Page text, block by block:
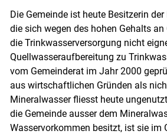
Die Gemeinde ist heute Besitzerin
die sich wegen des hohen Gehalts
die Trinkwasserversorgung nicht
Quellwasseraufbereitung zu
vom Gemeinderat im Jahr 2000
aus wirtschaftlichen Gründen als
Mineralwasser fliesst heute
die Gemeinde ausser dem
Wasservorkommen besitzt, ist sie im